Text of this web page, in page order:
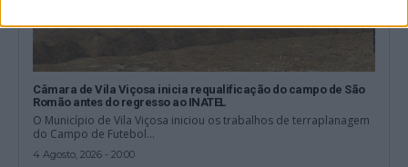
Câmara de Vila Viçosa inicia requalificação do campo de São
Romão antes do regresso ao INATEL
O Município de Vila Viçosa iniciou os trabalhos de terraplanagem
do Campo de Futebol...
4 Agosto, 2026 - 20:00